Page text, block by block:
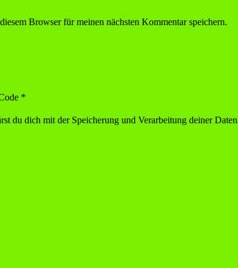
Browser für meinen nächsten Kommentar speichern.
*
du dich mit der Speicherung und Verarbeitung deiner